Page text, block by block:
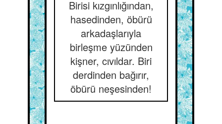
Birisi kızgınlığından,
hasedinden, öbürü
arkadaşlarıyla
birleşme yüzünden
kişner, cıvıldar. Biri
derdinden bağırır,
öbürü neşesinden!